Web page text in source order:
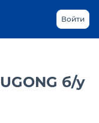
Войти
б/у